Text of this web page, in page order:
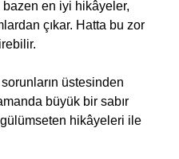
en iyi hikâyeler,
çıkar. Hatta bu zor
sorunların üstesinden
büyük bir sabır
gülümseten hikâyeleri ile